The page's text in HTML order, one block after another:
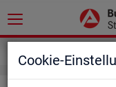
Cookie-